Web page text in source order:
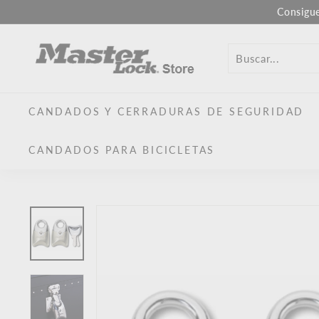
al
contenido
M
a
e
L
k
U
E
CANDADOS Y CERRADURAS DE SEGURIDAD
CANDADOS PARA BICICLETAS